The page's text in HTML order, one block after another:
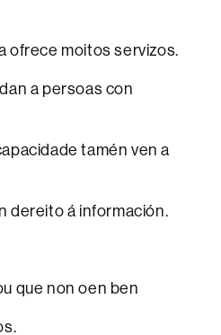
ofrece moitos servizos.
a persoas con
tamén ven a
dereito á información.
que non oen ben